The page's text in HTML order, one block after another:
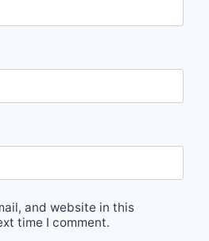
and website in this
time I comment.